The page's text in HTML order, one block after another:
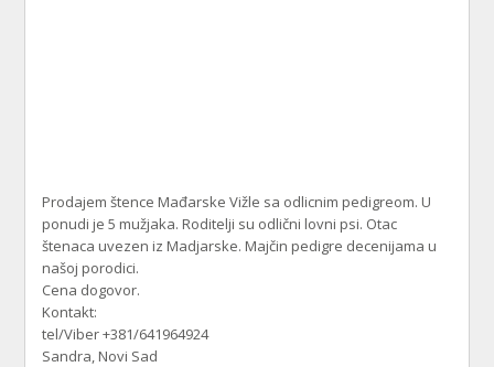
Prodajem štence Mađarske Vižle sa odlicnim pedigreom. U
ponudi je 5 mužjaka. Roditelji su odlični lovni psi. Otac
štenaca uvezen iz Madjarske. Majčin pedigre decenijama u
našoj porodici.
Cena dogovor.
Kontakt:
tel/Viber +381/641964924
Sandra, Novi Sad